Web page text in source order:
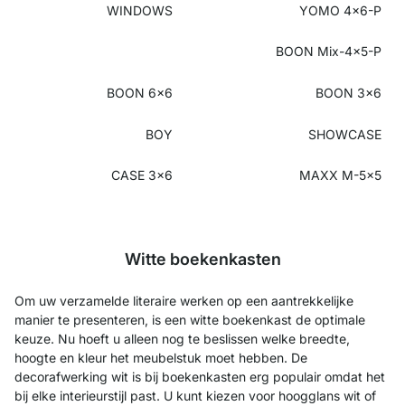
WINDOWS YOMO 4x6-P
BOON Mix-4x5-P
BOON 6x6 BOON 3x6
BOY SHOWCASE
CASE 3x6 MAXX M-5x5
Witte boekenkasten
Om uw verzamelde literaire werken op een aantrekkelijke
manier te presenteren, is een witte boekenkast de optimale
keuze. Nu hoeft u alleen nog te beslissen welke breedte,
hoogte en kleur het meubelstuk moet hebben. De
decorafwerking wit is bij boekenkasten erg populair omdat het
bij elke interieurstijl past. U kunt kiezen voor hoogglans wit of